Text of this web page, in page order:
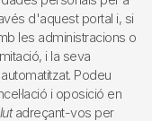
d'aquest portal i, si
les administracions o
i la seva
Podeu
i oposició en
adreçant-vos per